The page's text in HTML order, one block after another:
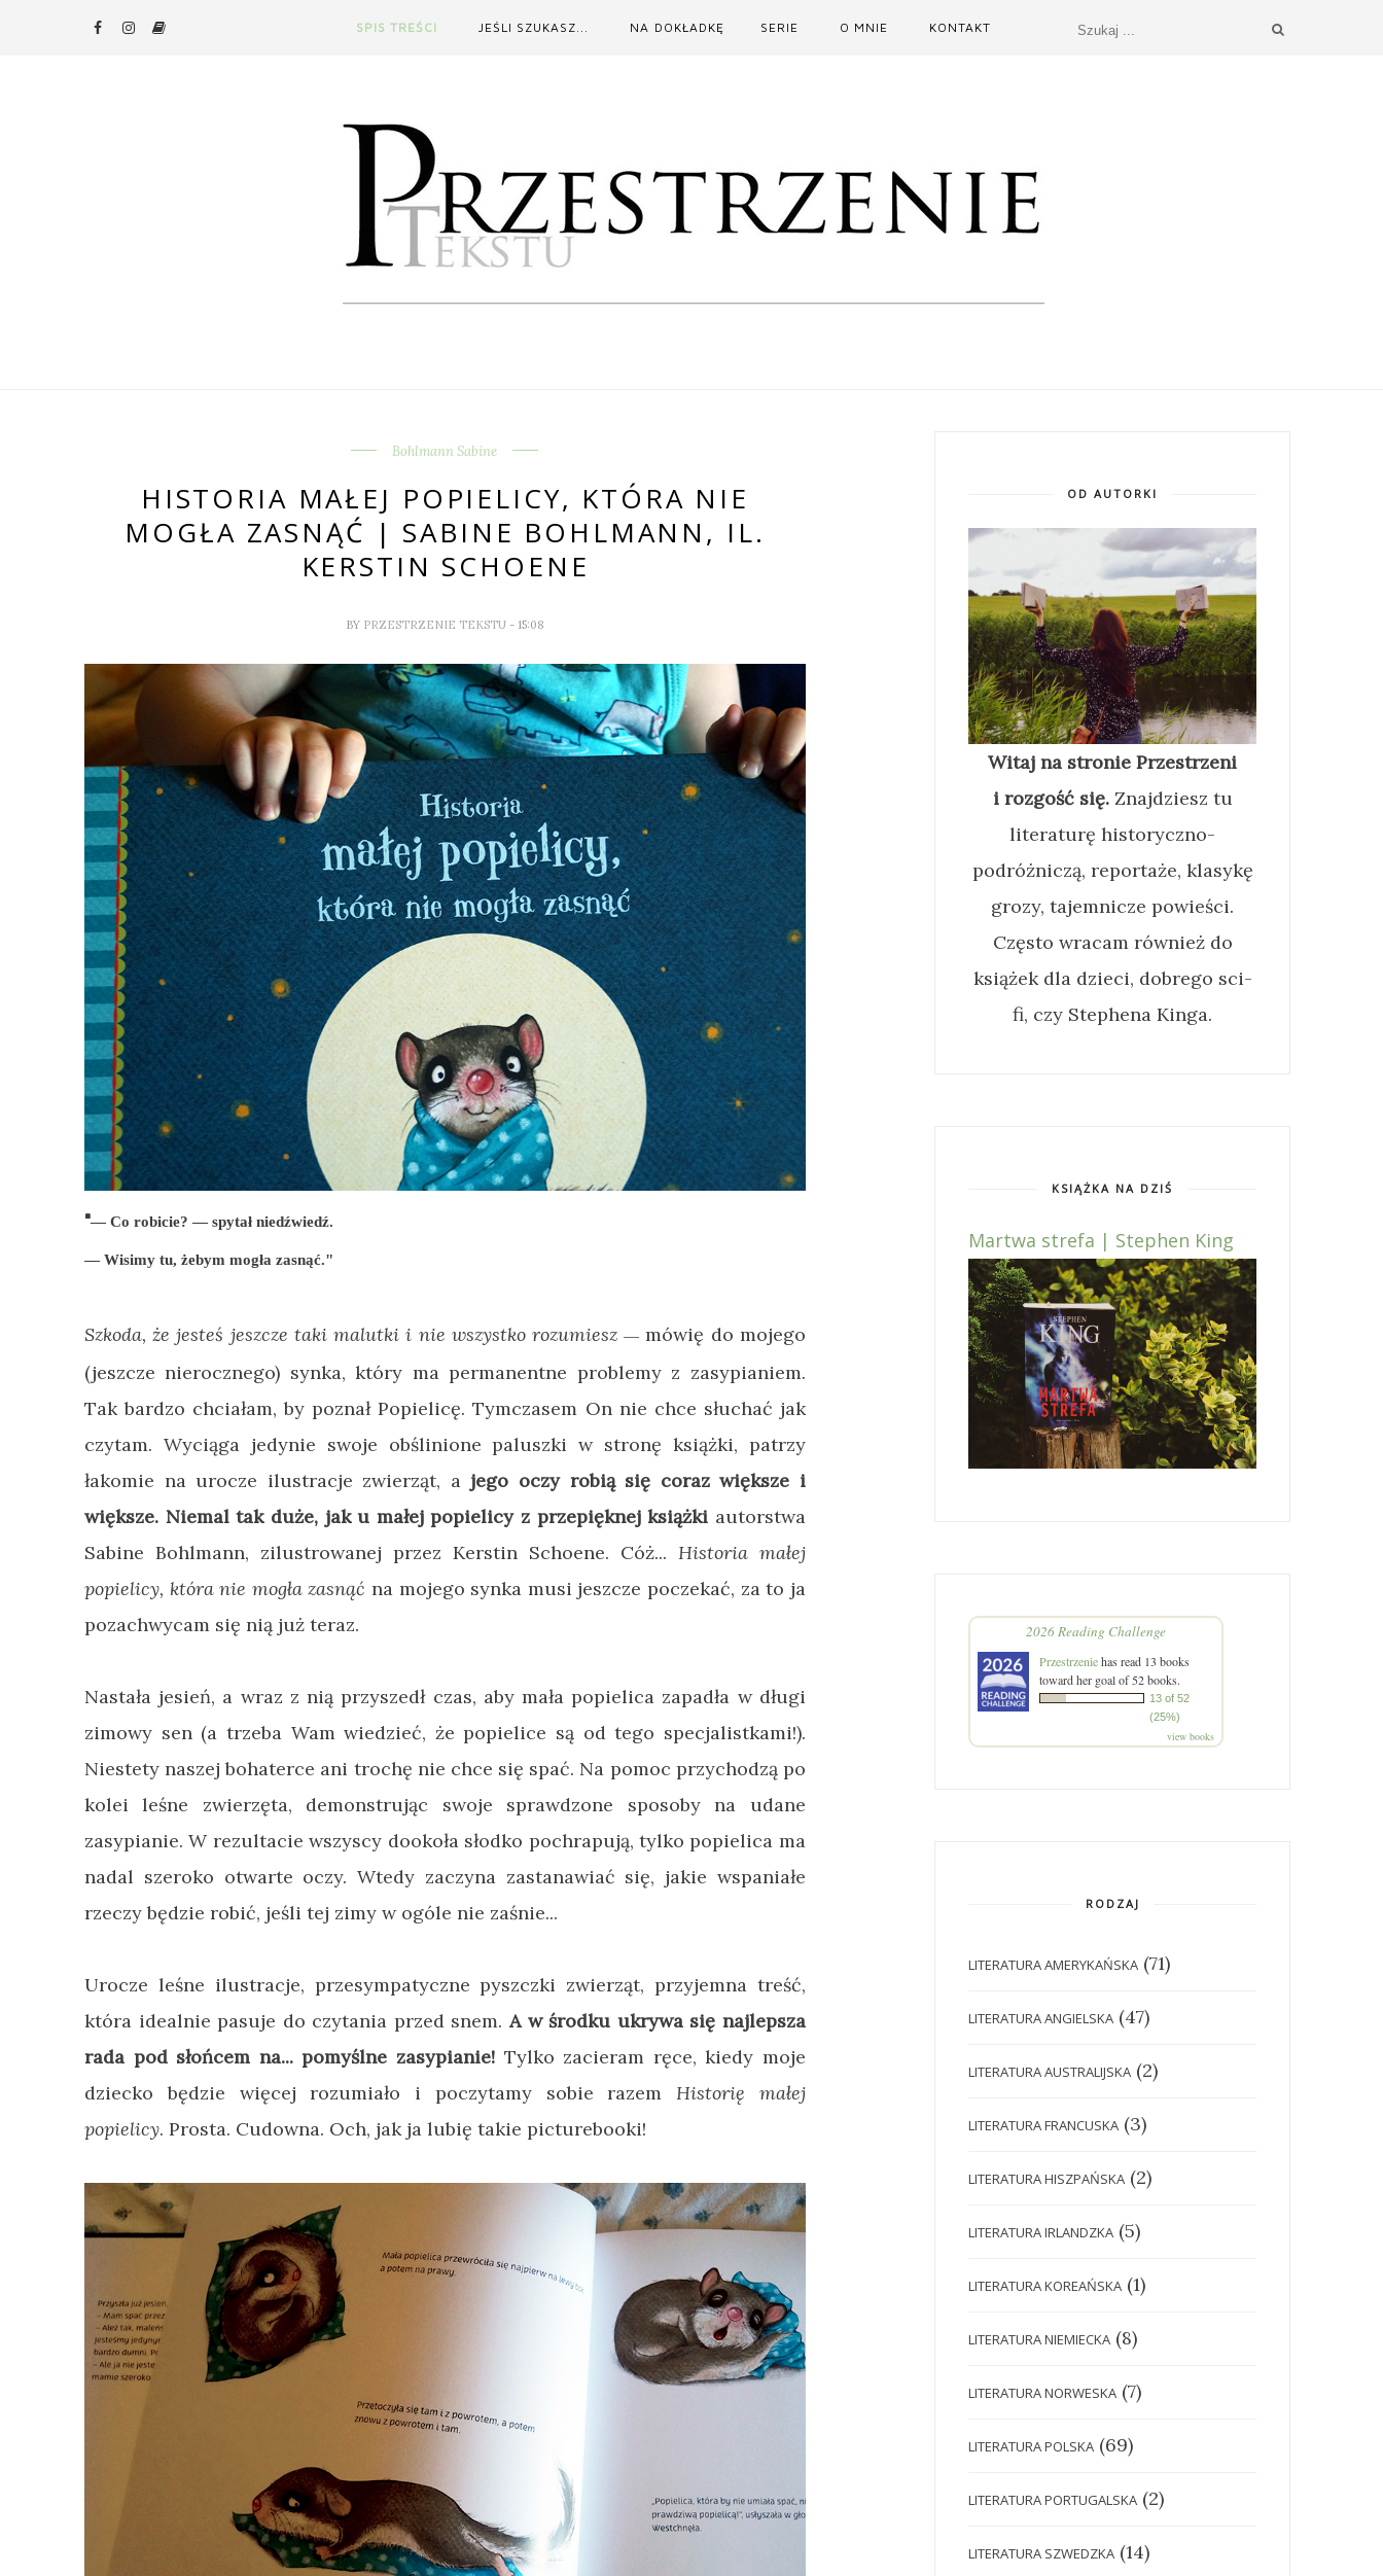
SPIS TREŚCI JEŚLI SZUKASZ... NA DOKŁADKĘ SERIE O MNIE KONTAKT
Bohlmann Sabine
HISTORIA MAŁEJ POPIELICY, KTÓRA NIE
MOGŁA ZASNĄĆ | SABINE BOHLMANN, IL.
KERSTIN SCHOENE
BY PRZESTRZENIE TEKSTU - 15:08
"— Co robicie? — spytał niedźwiedź.
— Wisimy tu, żebym mogła zasnąć."
Szkoda, że jesteś jeszcze taki malutki i nie wszystko rozumiesz — mówię do mojego
(jeszcze nierocznego) synka, który ma permanentne problemy z zasypianiem.
Tak bardzo chciałam, by poznał Popielicę. Tymczasem On nie chce słuchać jak
czytam. Wyciąga jedynie swoje obślinione paluszki w stronę książki, patrzy
łakomie na urocze ilustracje zwierząt, a jego oczy robią się coraz większe i
większe. Niemal tak duże, jak u małej popielicy z przepięknej książki autorstwa
Sabine Bohlmann, zilustrowanej przez Kerstin Schoene. Cóż... Historia małej
popielicy, która nie mogła zasnąć na mojego synka musi jeszcze poczekać, za to ja
pozachwycam się nią już teraz.
Nastała jesień, a wraz z nią przyszedł czas, aby mała popielica zapadła w długi
zimowy sen (a trzeba Wam wiedzieć, że popielice są od tego specjalistkami!).
Niestety naszej bohaterce ani trochę nie chce się spać. Na pomoc przychodzą po
kolei leśne zwierzęta, demonstrując swoje sprawdzone sposoby na udane
zasypianie. W rezultacie wszyscy dookoła słodko pochrapują, tylko popielica ma
nadal szeroko otwarte oczy. Wtedy zaczyna zastanawiać się, jakie wspaniałe
rzeczy będzie robić, jeśli tej zimy w ogóle nie zaśnie...
Urocze leśne ilustracje, przesympatyczne pyszczki zwierząt, przyjemna treść,
która idealnie pasuje do czytania przed snem.A w środku ukrywa się najlepsza
rada pod słońcem na... pomyślne zasypianie!Tylko zacieram ręce, kiedy moje
dziecko będzie więcej rozumiało i poczytamy sobie razemHistorię małej
popielicy. Prosta. Cudowna. Och, jak ja lubię takie picturebooki!
OD AUTORKI
Witaj na stronie Przestrzeni
i rozgość się. Znajdziesz tu
literaturę historyczno-
podróżniczą, reportaże, klasykę
grozy, tajemnicze powieści.
Często wracam również do
książek dla dzieci, dobrego sci-
fi, czy Stephena Kinga.
KSIĄŻKA NA DZIŚ
Martwa strefa | Stephen King
2026 Reading Challenge
Przestrzeniehas read 13 books
toward her goal of 52 books.
13 of 52
(25%)
view books
RODZAJ
LITERATURA AMERYKAŃSKA (71)
LITERATURA ANGIELSKA (47)
LITERATURA AUSTRALIJSKA (2)
LITERATURA FRANCUSKA (3)
LITERATURA HISZPAŃSKA (2)
LITERATURA IRLANDZKA (5)
LITERATURA KOREAŃSKA (1)
LITERATURA NIEMIECKA (8)
LITERATURA NORWESKA (7)
LITERATURA POLSKA (69)
LITERATURA PORTUGALSKA (2)
LITERATURA SZWEDZKA (14)